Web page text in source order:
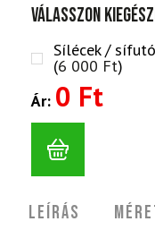
Válasszon
Sílécek /
(6 000 Ft)
Ár: 0 Ft
Leírás